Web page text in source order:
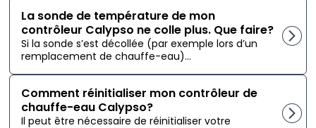
La sonde de température de mon
contrôleur Calypso ne colle plus. Que faire?
Si la sonde s’est décollée (par exemple lors d’un
remplacement de chauffe-eau)...
Comment réinitialiser mon contrôleur de
chauffe-eau Calypso?
Il peut être nécessaire de réinitialiser votre